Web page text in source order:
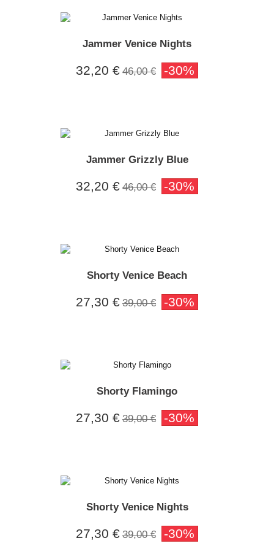
Jammer Venice Nights
32,20 € 46,00 € -30%
Jammer Grizzly Blue
32,20 € 46,00 € -30%
Shorty Venice Beach
27,30 € 39,00 € -30%
Shorty Flamingo
27,30 € 39,00 € -30%
Shorty Venice Nights
27,30 € 39,00 € -30%